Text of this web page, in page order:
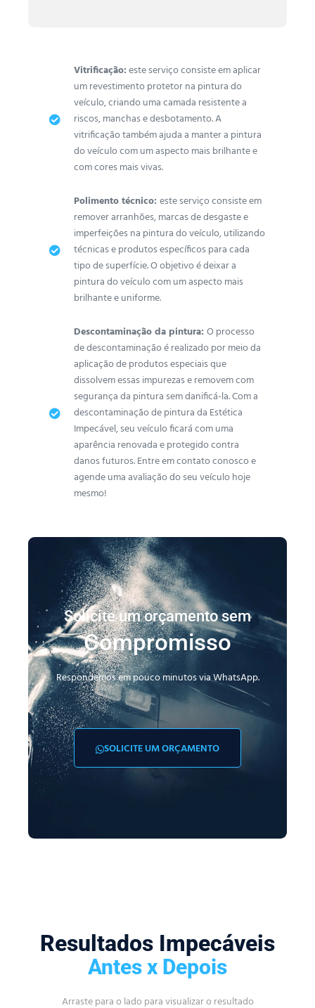
Vitrificação:este serviço consiste em aplicar
um revestimento protetor na pintura do
veículo, criando uma camada resistente a
riscos, manchas e desbotamento. A
vitrificação também ajuda a manter a pintura
do veículo com um aspecto mais brilhante e
com cores mais vivas.
Polimento técnico: este serviço consiste em
remover arranhões, marcas de desgaste e
imperfeições na pintura do veículo, utilizando
técnicas e produtos específicos para cada
tipo de superfície. O objetivo é deixar a
pintura do veículo com um aspecto mais
brilhante e uniforme.
Descontaminação da pintura: O processo
de descontaminação é realizado por meio da
aplicação de produtos especiais que
dissolvem essas impurezas e removem com
segurança da pintura sem danificá-la. Com a
descontaminação de pintura da Estética
Impecável, seu veículo ficará com uma
aparência renovada e protegido contra
danos futuros. Entre em contato conosco e
agende uma avaliação do seu veículo hoje
mesmo!
Solicite um orçamento sem
Compromisso
Respondemos em pouco minutos via WhatsApp.
SOLICITE UM ORÇAMENTO
Resultados Impecáveis
Antes x Depois
Arraste para o lado para visualizar o resultado